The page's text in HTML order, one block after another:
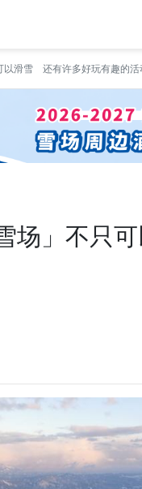
以滑雪 还有许多好玩有趣的活
场」不只